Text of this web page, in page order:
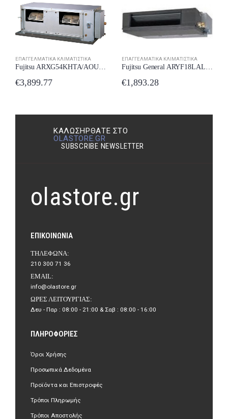
ΕΠΑΓΓΕΛΜΑΤΙΚΆ ΚΛΙΜΑΤΙΣΤΙΚΆ
€1,893.28
ΕΠΑΓΓΕΛΜΑΤΙΚΆ ΚΛΙΜΑΤΙΣΤΙΚΆ
Fujitsu AUYG30LRLE Επαγγελματικό Κλιματιστικό Inverter Κασέτα 30000 BTU
€2,329.99
ΚΑΛΩΣΉΡΘΑΤΕ ΣΤΟ
OLASTORE.GR
SUBSCRIBE NEWSLETTER
olastore.gr
ΕΠΙΚΟΙΝΩΝΊΑ
ΤΗΛΈΦΩΝΑ:
210 300 71 36
EMAIL:
info@olastore.gr
ΏΡΕΣ ΛΕΙΤΟΥΡΓΊΑΣ:
Δευ - Παρ : 08:00 - 21:00 & Σαβ : 08:00 - 16:00
ΠΛΗΡΟΦΟΡΊΕΣ
Όροι Χρήσης
Προσωπικά Δεδομένα
Προϊόντα και Επιστροφές
Τρόποι Πληρωμής
Τρόποι Αποστολής